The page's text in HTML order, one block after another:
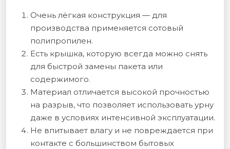
Очень лёгкая конструкция — для
производства применяется сотовый
полипропилен.
Есть крышка, которую всегда можно снять
для быстрой замены пакета или
содержимого.
Материал отличается высокой прочностью
на разрыв, что позволяет использовать урну
даже в условиях интенсивной эксплуатации.
Не впитывает влагу и не повреждается при
контакте с большинством бытовых